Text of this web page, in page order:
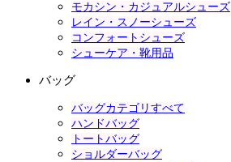
モカシン・カジュアルシューズ
レイン・スノーシューズ
コンフォートシューズ
シューケア・靴用品
バッグ
バッグカテゴリすべて
ハンドバッグ
トートバッグ
ショルダーバッグ